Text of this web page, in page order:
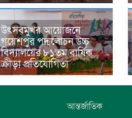
উৎসবমুখর আয়োজনে
গয়েশপুর পদ্মলোচন উচ্চ
বিদ্যালয়ের ৮১তম বার্ষিক
ক্রীড়া প্রতিযোগিতা
আন্তর্জাতিক